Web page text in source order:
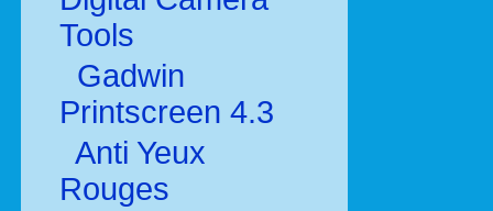
Tools
Gadwin
Printscreen 4.3
Anti Yeux
Rouges